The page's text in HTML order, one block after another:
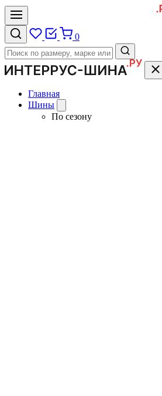
0
Главная
Шины
По сезону